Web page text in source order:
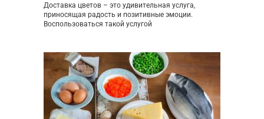
Доставка цветов – это удивительная услуга,
приносящая радость и позитивные эмоции.
Воспользоваться такой услугой